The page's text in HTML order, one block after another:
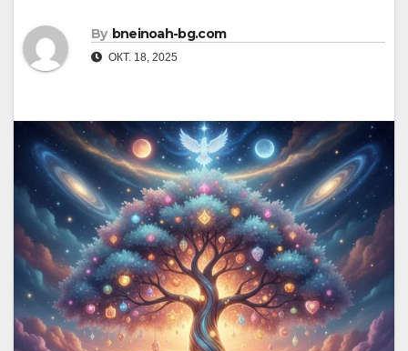
By bneinoah-bg.com
ОКТ. 18, 2025